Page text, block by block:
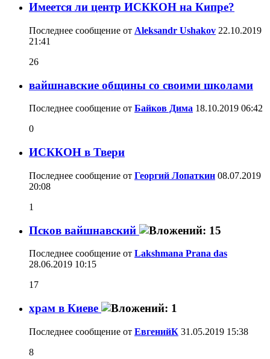
Имеется ли центр ИСККОН на Кипре?
Последнее сообщение от Aleksandr Ushakov 22.10.2019
21:41
26
вайшнавские общины со своими школами
Последнее сообщение от Байков Дима 18.10.2019 06:42
0
ИСККОН в Твери
Последнее сообщение от Георгий Лопаткин 08.07.2019
20:08
1
Псков вайшнавский
Последнее сообщение от Lakshmana Prana das
28.06.2019 10:15
17
храм в Киеве
Последнее сообщение от ЕвгенийК 31.05.2019 15:38
8